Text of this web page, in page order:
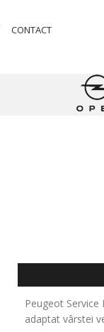
CONTACT
Peugeot Service
adaptat vârstei